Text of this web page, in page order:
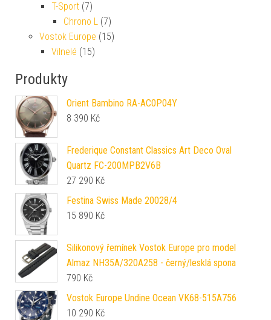
T-Sport (7)
Chrono L (7)
Vostok Europe (15)
Vilnelé (15)
Produkty
Orient Bambino RA-AC0P04Y
8 390 Kč
Frederique Constant Classics Art Deco Oval
Quartz FC-200MPB2V6B
27 290 Kč
Festina Swiss Made 20028/4
15 890 Kč
Silikonový řemínek Vostok Europe pro model
Almaz NH35A/320A258 - černý/lesklá spona
790 Kč
Vostok Europe Undine Ocean VK68-515A756
10 290 Kč